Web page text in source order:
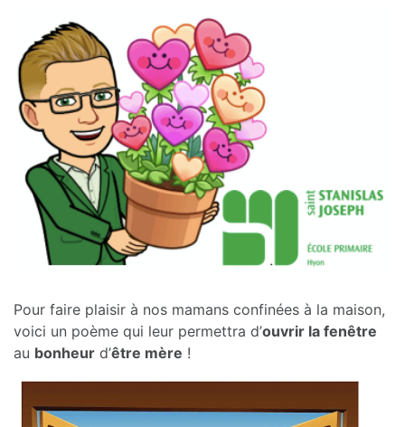
Pour faire plaisir à nos mamans confinées à la maison,
voici un poème qui leur permettra d’ouvrir la fenêtre
au bonheur d’être mère !